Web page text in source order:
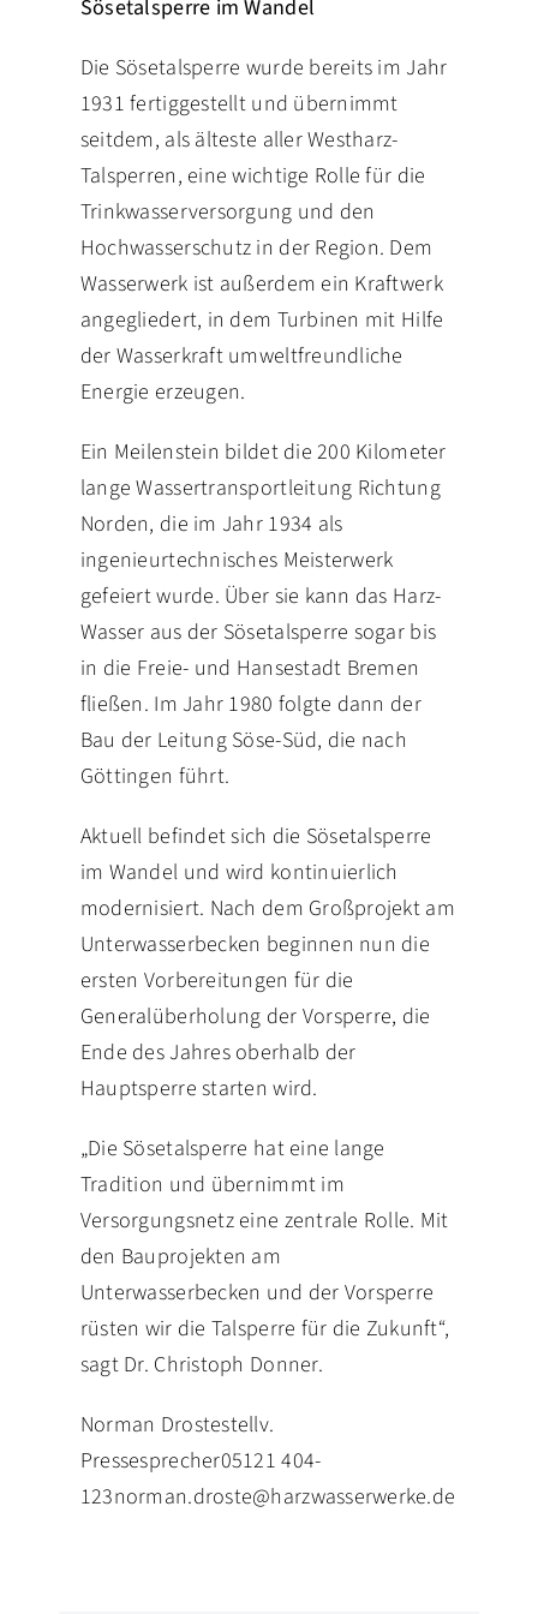
Sösetalsperre im Wandel
Die Sösetalsperre wurde bereits im Jahr
1931 fertiggestellt und übernimmt
seitdem, als älteste aller Westharz-
Talsperren, eine wichtige Rolle für die
Trinkwasserversorgung und den
Hochwasserschutz in der Region. Dem
Wasserwerk ist außerdem ein Kraftwerk
angegliedert, in dem Turbinen mit Hilfe
der Wasserkraft umweltfreundliche
Energie erzeugen.
Ein Meilenstein bildet die 200 Kilometer
lange Wassertransportleitung Richtung
Norden, die im Jahr 1934 als
ingenieurtechnisches Meisterwerk
gefeiert wurde. Über sie kann das Harz-
Wasser aus der Sösetalsperre sogar bis
in die Freie- und Hansestadt Bremen
fließen. Im Jahr 1980 folgte dann der
Bau der Leitung Söse-Süd, die nach
Göttingen führt.
Aktuell befindet sich die Sösetalsperre
im Wandel und wird kontinuierlich
modernisiert. Nach dem Großprojekt am
Unterwasserbecken beginnen nun die
ersten Vorbereitungen für die
Generalüberholung der Vorsperre, die
Ende des Jahres oberhalb der
Hauptsperre starten wird.
„Die Sösetalsperre hat eine lange
Tradition und übernimmt im
Versorgungsnetz eine zentrale Rolle. Mit
den Bauprojekten am
Unterwasserbecken und der Vorsperre
rüsten wir die Talsperre für die Zukunft“,
sagt Dr. Christoph Donner.
Norman Drostestellv.
Pressesprecher05121 404-
123norman.droste@harzwasserwerke.de